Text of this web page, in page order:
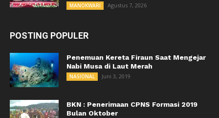
MANOKWARI Agustus 7, 2026
POSTING POPULER
Penemuan Kereta Firaun Saat Mengejar
Nabi Musa di Laut Merah
NASIONAL Juni 3, 2019
BKN : Penerimaan CPNS Formasi 2019
Bulan Oktober